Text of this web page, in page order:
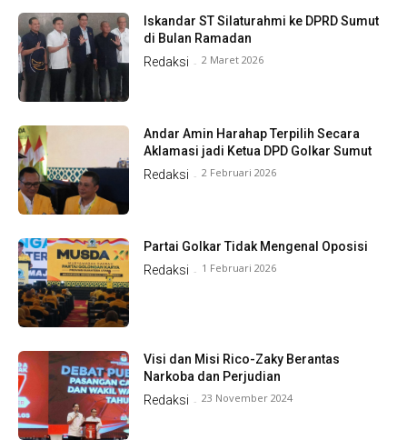
Iskandar ST Silaturahmi ke DPRD Sumut
di Bulan Ramadan
Redaksi - 2 Maret 2026
Andar Amin Harahap Terpilih Secara
Aklamasi jadi Ketua DPD Golkar Sumut
Redaksi - 2 Februari 2026
Partai Golkar Tidak Mengenal Oposisi
Redaksi - 1 Februari 2026
Visi dan Misi Rico-Zaky Berantas
Narkoba dan Perjudian
Redaksi - 23 November 2024